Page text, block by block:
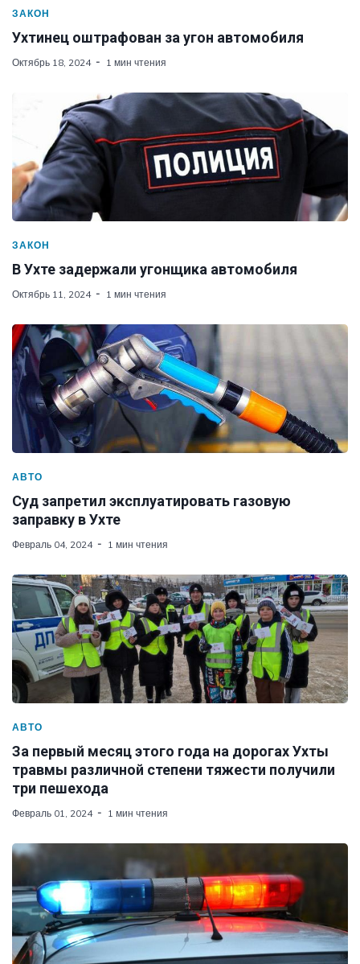
ЗАКОН
Ухтинец оштрафован за угон автомобиля
Октябрь 18, 2024 1 мин чтения
ЗАКОН
В Ухте задержали угонщика автомобиля
Октябрь 11, 2024 1 мин чтения
АВТО
Суд запретил эксплуатировать газовую
заправку в Ухте
Февраль 04, 2024 1 мин чтения
АВТО
За первый месяц этого года на дорогах Ухты
травмы различной степени тяжести получили
три пешехода
Февраль 01, 2024 1 мин чтения